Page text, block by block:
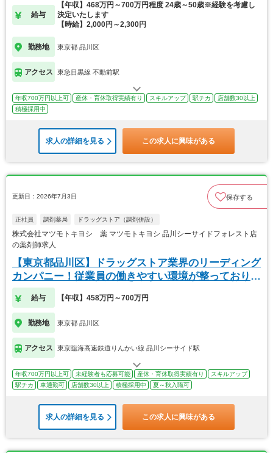
給与
【年収】468万円～700万円程度 24歳～50歳※経験を考慮し
決定いたします
【時給】2,000円～2,300円
勤務地 東京都 品川区
アクセス 東急目黒線 不動前駅
年収700万円以上可 産休・育休取得実績有り スキルアップ 駅チカ
店舗数30以上
積極採用中
求人の詳細を見る この求人に興味がある
更新日：2026年7月3日 保存する
正社員 調剤薬局 ドラッグストア（調剤併設）
株式会社マツモトキヨシ 薬 マツモトキヨシ 品川シーサイドフォレスト店
の薬剤師求人
【東京都品川区】ドラッグストア業界のリーディング
カンパニー！従業員の働きやすい環境が整っておりま
す！
給与 【年収】458万円～700万円
勤務地 東京都 品川区
アクセス 東京臨海高速鉄道りんかい線 品川シーサイド駅
年収700万円以上可 未経験者も応募可能 産休・育休取得実績有り
スキルアップ
駅チカ
車通勤可 店舗数30以上 積極採用中 夏～秋入職可
求人の詳細を見る この求人に興味がある